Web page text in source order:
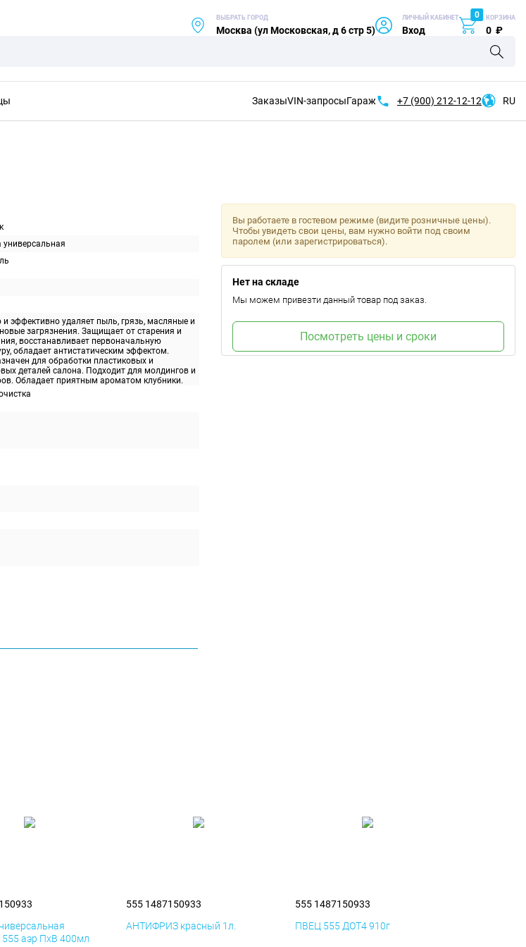
ВЫБРАТЬ ГОРОД
Москва (ул Московская, д 6 стр 5)
ЛИЧНЫЙ КАБИНЕТ
Вход
0 КОРЗИНА
0 ₽
ЗаказыVIN-запросыГараж +7 (900) 212-12-12 RU
универсальная
и эффективно удаляет пыль, грязь, масляные и
загрязнения. Защищает от старения и
восстанавливает первоначальную
обладает антистатическим эффектом.
для обработки пластиковых и
деталей салона. Подходит для молдингов и
Обладает приятным ароматом клубники.
Вы работаете в гостевом режиме (видите розничные цены).
Чтобы увидеть свои цены, вам нужно войти под своим
паролем (или зарегистрироваться).
Нет на складе
Мы можем привезти данный товар под заказ.
Посмотреть цены и сроки
555 аэр ПхВ 400мл
555 1487150933
АНТИФРИЗ красный 1л.
555 1487150933
ПВЕЦ 555 ДОТ4 910г